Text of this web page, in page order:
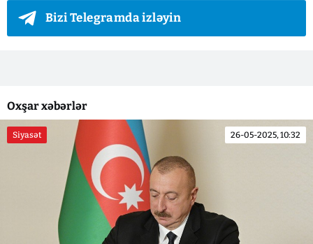
Bizi Telegramda izləyin
Oxşar xəbərlər
Siyasət 26-05-2025, 10:32